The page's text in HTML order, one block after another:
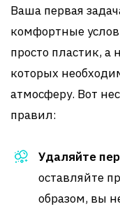
Ваша первая
комфортные
просто пластик, а
которых
атмосферу. Вот
правил:
Удаляйте
оставляйте
образом, вы